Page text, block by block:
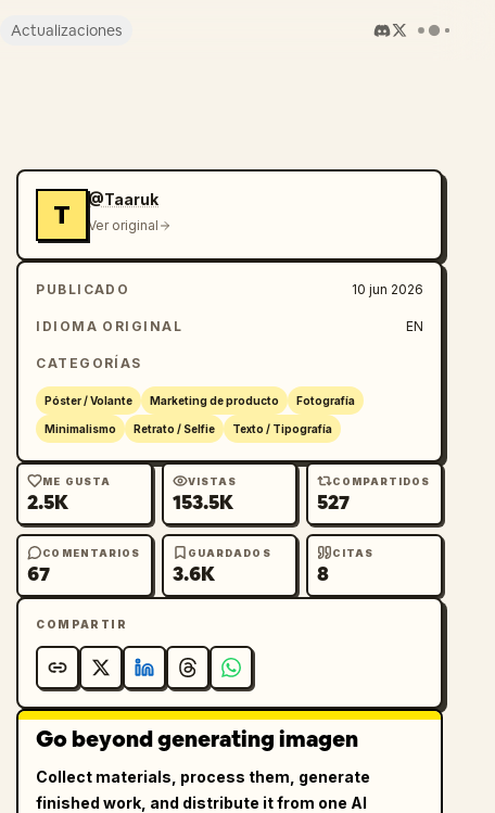
Actualizaciones
T
@Taaruk
Ver original
PUBLICADO 10 jun 2026
IDIOMA ORIGINAL EN
CATEGORÍAS
Póster / Volante Marketing de producto Fotografía
Minimalismo Retrato / Selfie Texto / Tipografía
ME GUSTA
2.5K
VISTAS
153.5K
COMPARTIDOS
527
COMENTARIOS
67
GUARDADOS
3.6K
CITAS
8
COMPARTIR
Go beyond generating imagen
Collect materials, process them, generate
finished work, and distribute it from one AI